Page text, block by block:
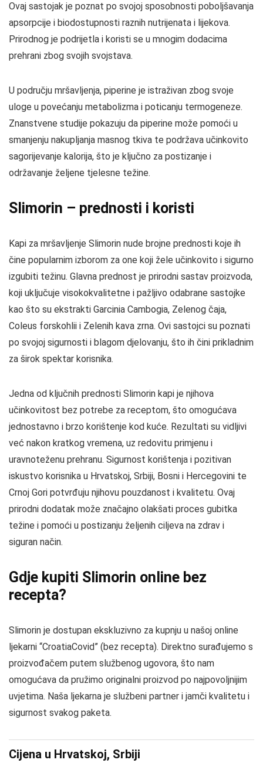
Ovaj sastojak je poznat po svojoj sposobnosti poboljšavanja
apsorpcije i biodostupnosti raznih nutrijenata i lijekova.
Prirodnog je podrijetla i koristi se u mnogim dodacima
prehrani zbog svojih svojstava.
U području mršavljenja, piperine je istraživan zbog svoje
uloge u povećanju metabolizma i poticanju termogeneze.
Znanstvene studije pokazuju da piperine može pomoći u
smanjenju nakupljanja masnog tkiva te podržava učinkovito
sagorijevanje kalorija, što je ključno za postizanje i
održavanje željene tjelesne težine.
Slimorin – prednosti i koristi
Kapi za mršavljenje Slimorin nude brojne prednosti koje ih
čine popularnim izborom za one koji žele učinkovito i sigurno
izgubiti težinu. Glavna prednost je prirodni sastav proizvoda,
koji uključuje visokokvalitetne i pažljivo odabrane sastojke
kao što su ekstrakti Garcinia Cambogia, Zelenog čaja,
Coleus forskohlii i Zelenih kava zrna. Ovi sastojci su poznati
po svojoj sigurnosti i blagom djelovanju, što ih čini prikladnim
za širok spektar korisnika.
Jedna od ključnih prednosti Slimorin kapi je njihova
učinkovitost bez potrebe za receptom, što omogućava
jednostavno i brzo korištenje kod kuće. Rezultati su vidljivi
već nakon kratkog vremena, uz redovitu primjenu i
uravnoteženu prehranu. Sigurnost korištenja i pozitivan
iskustvo korisnika u Hrvatskoj, Srbiji, Bosni i Hercegovini te
Crnoj Gori potvrđuju njihovu pouzdanost i kvalitetu. Ovaj
prirodni dodatak može značajno olakšati proces gubitka
težine i pomoći u postizanju željenih ciljeva na zdrav i
siguran način.
Gdje kupiti Slimorin online bez
recepta?
Slimorin je dostupan ekskluzivno za kupnju u našoj online
ljekarni “CroatiaCovid” (bez recepta). Direktno surađujemo s
proizvođačem putem službenog ugovora, što nam
omogućava da pružimo originalni proizvod po najpovoljnijim
uvjetima. Naša ljekarna je službeni partner i jamči kvalitetu i
sigurnost svakog paketa.
Cijena u Hrvatskoj, Srbiji